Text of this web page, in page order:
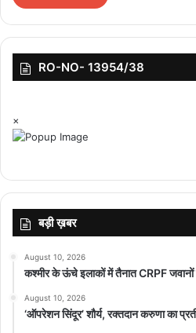
top-
RO-NO- 13954/38
×
बड़ी ख़बर
August 10, 2026
कश्मीर के ऊंचे इलाकों में तैनात CRPF जवानों
August 10, 2026
‘ऑपरेशन सिंदूर’ शौर्य, रक्तदान करुणा का